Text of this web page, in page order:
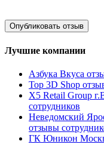
Лучшие компании
Азбука Вкуса
Top 3D Shop
X5 Retail Group
сотрудников
Неведомский
отзывы
ГК Юникон